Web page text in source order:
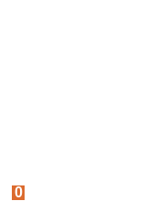
0